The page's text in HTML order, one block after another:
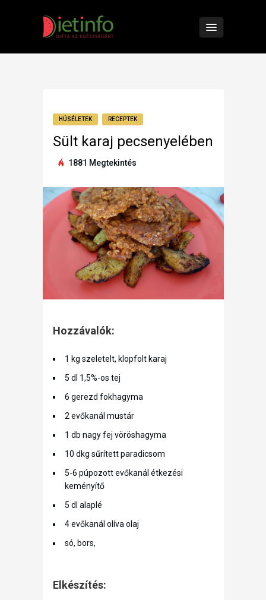
HÚSÉLETEK RECEPTEK
Sült karaj pecsenyelében
1881 Megtekintés
Hozzávalók:
1 kg szeletelt, klopfolt karaj
5 dl 1,5%-os tej
6 gerezd fokhagyma
2 evőkanál mustár
1 db nagy fej vöröshagyma
10 dkg sűrített paradicsom
5-6 púpozott evőkanál étkezési
keményítő
5 dl alaplé
4 evőkanál olíva olaj
só, bors,
Elkészítés: